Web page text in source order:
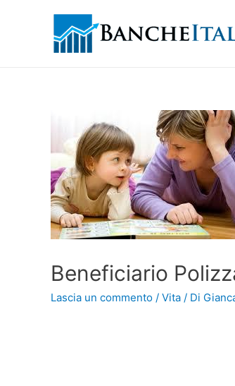
Beneficiario
Lascia un commento / Vita / Di